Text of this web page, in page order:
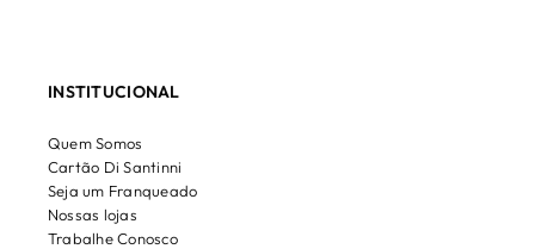
INSTITUCIONAL
Quem Somos
Cartão Di Santinni
Seja um Franqueado
Nossas lojas
Trabalhe Conosco